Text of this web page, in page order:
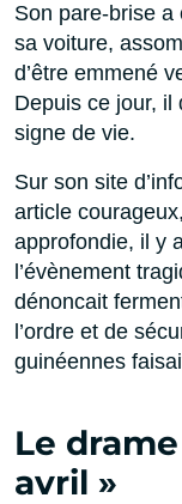
Son pare-brise
sa voiture,
d’être emmené
Depuis ce jour, il
signe de vie.
Sur son site
article
approfondie, il y
l’évènement
dénoncait
l’ordre et de
guinéennes
Le
avril »